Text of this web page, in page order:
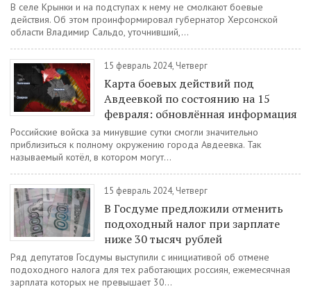
В селе Крынки и на подступах к нему не смолкают боевые
действия. Об этом проинформировал губернатор Херсонской
области Владимир Сальдо, уточнивший,...
15 февраль 2024, Четверг
Карта боевых действий под
Авдеевкой по состоянию на 15
февраля: обновлённая информация
Российские войска за минувшие сутки смогли значительно
приблизиться к полному окружению города Авдеевка. Так
называемый котёл, в котором могут...
15 февраль 2024, Четверг
В Госдуме предложили отменить
подоходный налог при зарплате
ниже 30 тысяч рублей
Ряд депутатов Госдумы выступили с инициативой об отмене
подоходного налога для тех работающих россиян, ежемесячная
зарплата которых не превышает 30...